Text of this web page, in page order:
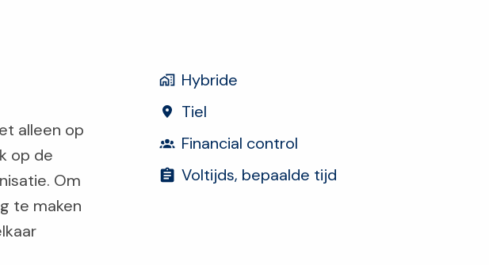
alleen op
op de
Om
te maken
Hybride
Tiel
Financial control
Voltijds, bepaalde tijd